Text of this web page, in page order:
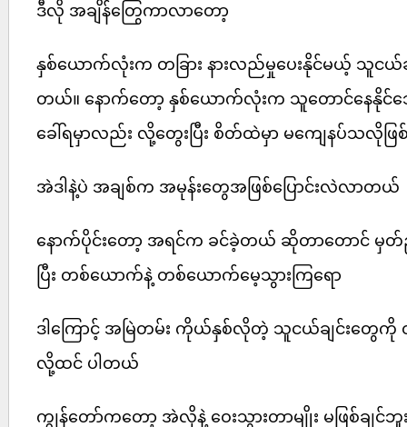
ဒီလို အချိန်တြွေကာလာတော့
နှစ်ယောက်လုံးက တခြား နားလည်မှုပေးနိုင်မယ့် သူငယ်
တယ်။ နောက်တော့ နှစ်ယောက်လုံးက သူတောင်နေနိုင်
ခေါ်ရမှာလည်း လို့တွေးပြီး စိတ်ထဲမှာ မကျေနပ်သလိုဖ
အဲဒါနဲ့ပဲ အချစ်က အမုန်းတွေအဖြစ်ပြောင်းလဲလာတယ်
နောက်ပိုင်းတော့ အရင်က ခင်ခဲ့တယ် ဆိုတာတောင် မှ
ပြီး တစ်ယောက်နဲ့ တစ်ယောက်မေ့သွားကြရော
ဒါကြောင့် အမြဲတမ်း ကိုယ်နှစ်လိုတဲ့ သူငယ်ချင်းတွ
လို့ထင် ပါတယ်
ကျွန်တော်ကတော့ အဲလိုနဲ့ ဝေးသွားတာမျိုး မဖြစ်ချင်ဘူး